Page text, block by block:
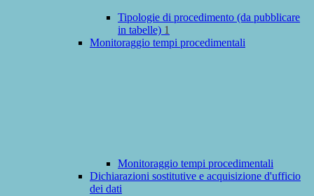
Tipologie di procedimento (da pubblicare
in tabelle) 1
Monitoraggio tempi procedimentali
Monitoraggio tempi procedimentali
Dichiarazioni sostitutive e acquisizione d'ufficio
dei dati